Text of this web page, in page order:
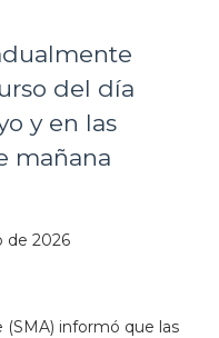
del día
y en las
mañana
de 2026
informó que las